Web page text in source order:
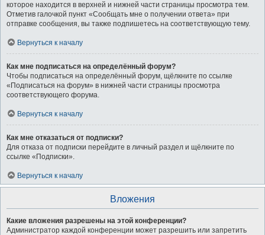
которое находится в верхней и нижней части страницы просмотра тем.
Отметив галочкой пункт «Сообщать мне о получении ответа» при
отправке сообщения, вы также подпишетесь на соответствующую тему.
Вернуться к началу
Как мне подписаться на определённый форум?
Чтобы подписаться на определённый форум, щёлкните по ссылке
«Подписаться на форум» в нижней части страницы просмотра
соответствующего форума.
Вернуться к началу
Как мне отказаться от подписки?
Для отказа от подписки перейдите в личный раздел и щёлкните по
ссылке «Подписки».
Вернуться к началу
Вложения
Какие вложения разрешены на этой конференции?
Администратор каждой конференции может разрешить или запретить